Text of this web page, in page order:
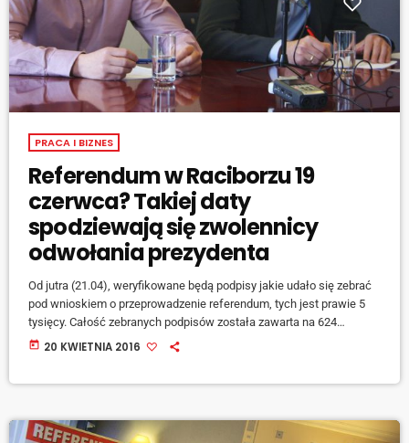
PRACA I BIZNES
Referendum w Raciborzu 19
czerwca? Takiej daty
spodziewają się zwolennicy
odwołania prezydenta
Od jutra (21.04), weryfikowane będą podpisy jakie udało się zebrać
pod wnioskiem o przeprowadzenie referendum, tych jest prawie 5
tysięcy. Całość zebranych podpisów została zawarta na 624
kartach. Katowickie biuro wyborcze ma 30 dni na sprawdzenie
podpisy, które udało się […]
today 20 KWIETNIA 2016